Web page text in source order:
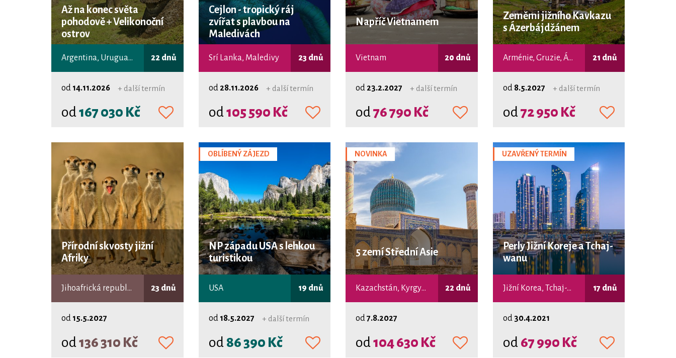
Až na konec světa
pohodově + Velikonoční
ostrov
Argentina, Uruguay, Chile 22 dnů
od 14.11.2026 + další termín
od167 030 Kč
Cejlon - tropický ráj
zvířat s plavbou na
Maledivách
Srí Lanka, Maledivy 23 dnů
od 28.11.2026 + další termín
od105 590 Kč
Napříč Vietnamem
Vietnam 20 dnů
od 23.2.2027 + další termín
od76 790 Kč
Zeměmi jižního Kavkazu
s Ázerbájdžánem
Arménie, Gruzie, Ázerbájdžán 21 dnů
od 8.5.2027 + další termín
od72 950 Kč
Přírodní skvosty jižní
Afriky
Jihoafrická republika, Zimbabwe, Lesotho, Svazijsko, Botswana 23 dnů
od 15.5.2027
od136 310 Kč
OBLÍBENÝ ZÁJEZD
NP západu USA s lehkou
turistikou
USA 19 dnů
od 18.5.2027 + další termín
od 86 390 Kč
NOVINKA
5 zemí Střední Asie
Kazachstán, Kyrgyzstán, Tádžikistán, Uzbekistán, Turkmenistán 22 dnů
od 7.8.2027
od104 630 Kč
UZAVŘENÝ TERMÍN
Perly Jižní Koreje a Tchaj-
wanu
Jižní Korea, Tchaj-wan 17 dnů
od 30.4.2021
od 67 990 Kč